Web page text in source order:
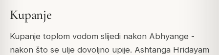
Kupanje
Kupanje toplom vodom slijedi nakon Abhyange -
nakon što se ulje dovoljno upije. Ashtanga Hridayam